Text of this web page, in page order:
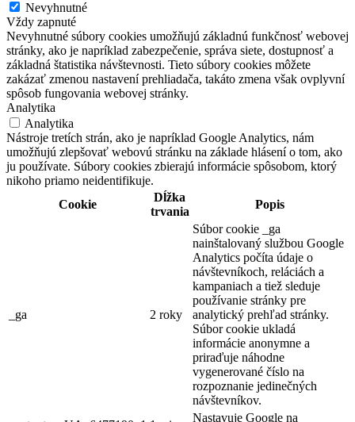
Nevyhnutné
Vždy zapnuté
Nevyhnutné súbory cookies umožňujú základnú funkčnosť webovej
stránky, ako je napríklad zabezpečenie, správa siete, dostupnosť a
základná štatistika návštevnosti. Tieto súbory cookies môžete
zakázať zmenou nastavení prehliadača, takáto zmena však ovplyvní
spôsob fungovania webovej stránky.
Analytika
Analytika
Nástroje tretích strán, ako je napríklad Google Analytics, nám
umožňujú zlepšovať webovú stránku na základe hlásení o tom, ako
ju používate. Súbory cookies zbierajú informácie spôsobom, ktorý
nikoho priamo neidentifikuje.
Cookie
Dĺžka
trvania
Popis
_ga 2 roky
Súbor cookie _ga
nainštalovaný službou Google
Analytics počíta údaje o
návštevníkoch, reláciách a
kampaniach a tiež sleduje
používanie stránky pre
analytický prehľad stránky.
Súbor cookie ukladá
informácie anonymne a
priraďuje náhodne
vygenerované číslo na
rozpoznanie jedinečných
návštevníkov.
Nastavuje Google na